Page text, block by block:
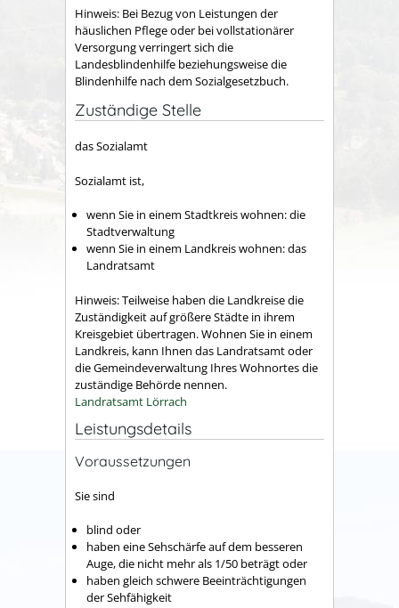
Hinweis: Bei Bezug von Leistungen der
häuslichen Pflege oder bei vollstationärer
Versorgung verringert sich die
Landesblindenhilfe beziehungsweise die
Blindenhilfe nach dem Sozialgesetzbuch.
Zuständige Stelle
das Sozialamt
Sozialamt ist,
wenn Sie in einem Stadtkreis wohnen: die
Stadtverwaltung
wenn Sie in einem Landkreis wohnen: das
Landratsamt
Hinweis: Teilweise haben die Landkreise die
Zuständigkeit auf größere Städte in ihrem
Kreisgebiet übertragen. Wohnen Sie in einem
Landkreis, kann Ihnen das Landratsamt oder
die Gemeindeverwaltung Ihres Wohnortes die
zuständige Behörde nennen.
Landratsamt Lörrach
Leistungsdetails
Voraussetzungen
Sie sind
blind oder
haben eine Sehschärfe auf dem besseren
Auge, die nicht mehr als 1/50 beträgt oder
haben gleich schwere Beeinträchtigungen
der Sehfähigkeit